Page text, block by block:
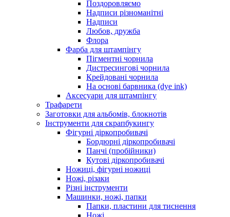
Поздоровляємо
Надписи різноманітні
Надписи
Любов, дружба
Флора
Фарба для штампінгу
Пігментні чорнила
Дистресингові чорнила
Крейдовані чорнила
На основі барвника (dye ink)
Аксесуари для штампінгу
Трафарети
Заготовки для альбомів, блокнотів
Інструменти для скрапбукингу
Фігурні діркопробивачі
Бордюрні діркопробивачі
Панчі (пробійники)
Кутові діркопробивачі
Ножиці, фігурні ножиці
Ножі, різаки
Різні інструменти
Машинки, ножі, папки
Папки, пластини для тиснення
Ножі